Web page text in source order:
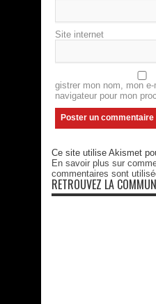
Site internet
gistrer mon nom, mon
navigateur pour mon
Ce site utilise Akismet
En savoir plus sur
commentaires sont
RETROUVEZ LA